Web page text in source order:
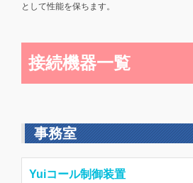
として性能を保ちます。
接続機器一覧
事務室
Yuiコール制御装置